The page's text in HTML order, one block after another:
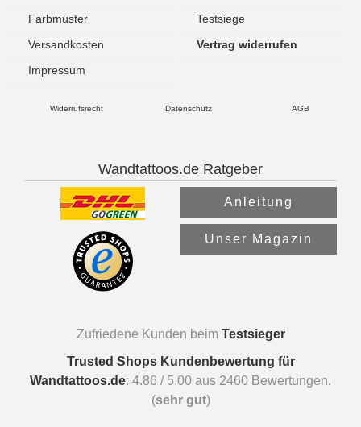
Farbmuster
Testsiege
Versandkosten
Vertrag widerrufen
Impressum
Widerrufsrecht Datenschutz AGB
Wandtattoos.de Ratgeber
Anleitung
Unser Magazin
Zufriedene Kunden beim Testsieger
Trusted Shops Kundenbewertung für
Wandtattoos.de: 4.86 / 5.00 aus 2460 Bewertungen.
(sehr gut)